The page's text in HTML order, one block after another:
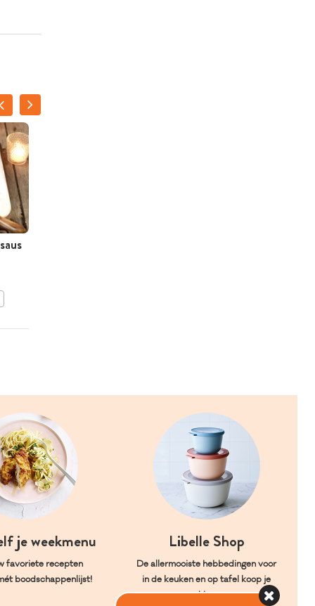
je weekmenu
favoriete recepten
boodschappenlijst!
Libelle Shop
De allermooiste hebbedingen voor
in de keuken en op tafel koop je
hier.